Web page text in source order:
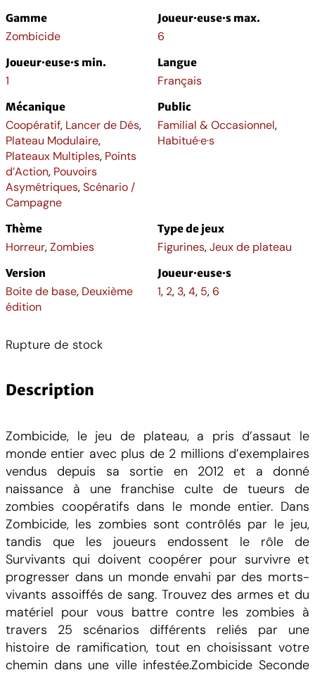
Gamme
Zombicide
Joueur·euse·s max.
6
Joueur·euse·s min.
1
Langue
Français
Mécanique
Coopératif, Lancer de Dés,
Plateau Modulaire,
Plateaux Multiples, Points
d’Action, Pouvoirs
Asymétriques,Scénario /
Campagne
Public
Familial & Occasionnel,
Habitué·e·s
Thème
Horreur,Zombies
Type de jeux
Figurines,Jeux de plateau
Version
Boite de base, Deuxième
édition
Joueur·euse·s
1, 2, 3,4, 5, 6
Rupture de stock
Description
Zombicide, le jeu de plateau, a pris d’assaut le
monde entier avec plus de 2 millions d’exemplaires
vendus depuis sa sortie en 2012 et a donné
naissance à une franchise culte de tueurs de
zombies coopératifs dans le monde entier. Dans
Zombicide, les zombies sont contrôlés par le jeu,
tandis que les joueurs endossent le rôle de
Survivants qui doivent coopérer pour survivre et
progresser dans un monde envahi par des morts-
vivants assoiffés de sang. Trouvez des armes et du
matériel pour vous battre contre les zombies à
travers 25 scénarios différents reliés par une
histoire de ramification, tout en choisissant votre
chemin dans une ville infestée.Zombicide Seconde